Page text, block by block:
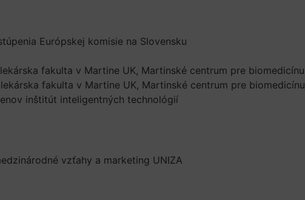
Európskej komisie na Slovensku
fakulta v Martine UK, Martinské centrum pre biomedicínu
fakulta v Martine UK, Martinské centrum pre biomedicínu
inštitút inteligentných technológií
vzťahy a marketing UNIZA